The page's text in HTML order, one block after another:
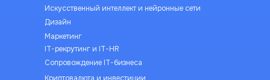
Сопровождение IT-бизнеса
IT-рекрутинг и IT-HR
Маркетинг
Дизайн
Искусственный интеллект и нейронные сети